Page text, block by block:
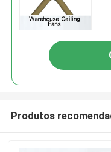
Produtos